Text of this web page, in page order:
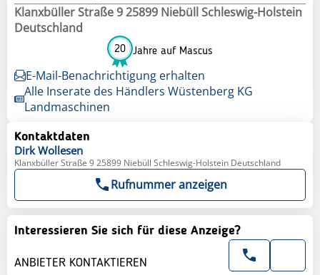
Klanxbüller Straße 9 25899 Niebüll Schleswig-Holstein
Deutschland
20 Jahre auf Mascus
E-Mail-Benachrichtigung erhalten
Alle Inserate des Händlers Wüstenberg KG
Landmaschinen
Kontaktdaten
Dirk Wollesen
Klanxbüller Straße 9 25899 Niebüll Schleswig-Holstein Deutschland
Rufnummer anzeigen
Interessieren Sie sich für diese Anzeige?
ANBIETER KONTAKTIEREN